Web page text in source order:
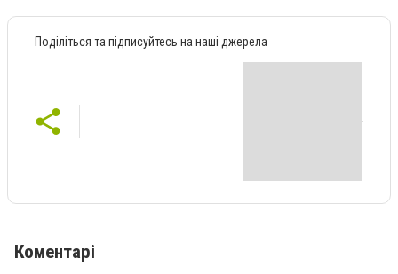
Поділіться та підписуйтесь на наші джерела
Коментарі